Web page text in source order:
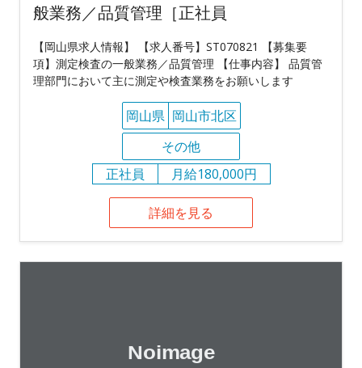
般業務／品質管理［正社員
【岡山県求人情報】 【求人番号】ST070821 【募集要
項】測定検査の一般業務／品質管理 【仕事内容】 品質管
理部門において主に測定や検査業務をお願いします
岡山県 岡山市北区
その他
正社員
月給180,000円
詳細を見る